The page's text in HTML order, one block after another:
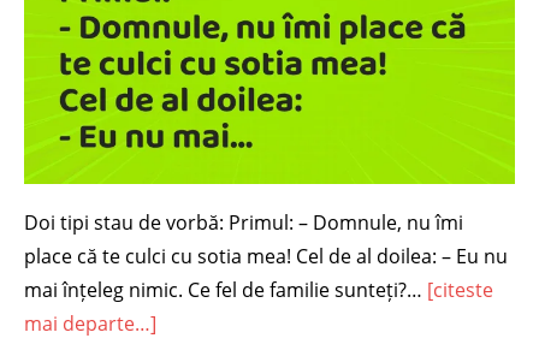
Doi tipi stau de vorbă: Primul: – Domnule, nu îmi
place că te culci cu sotia mea! Cel de al doilea: – Eu nu
mai înțeleg nimic. Ce fel de familie sunteți?… [citeste
mai departe…]